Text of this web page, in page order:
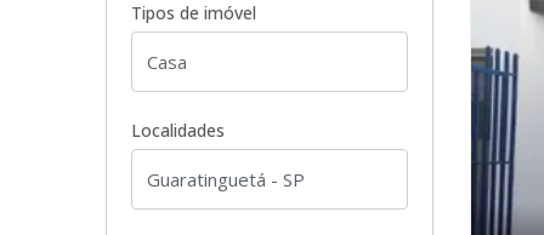
Tipos de imóvel
Localidades